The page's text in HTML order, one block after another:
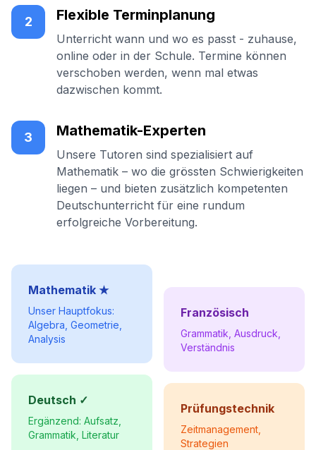
2 Flexible Terminplanung
Unterricht wann und wo es passt - zuhause,
online oder in der Schule. Termine können
verschoben werden, wenn mal etwas
dazwischen kommt.
3 Mathematik-Experten
Unsere Tutoren sind spezialisiert auf
Mathematik – wo die grössten Schwierigkeiten
liegen – und bieten zusätzlich kompetenten
Deutschunterricht für eine rundum
erfolgreiche Vorbereitung.
Mathematik ★
Unser Hauptfokus:
Algebra, Geometrie,
Analysis
Deutsch ✓
Ergänzend: Aufsatz,
Grammatik, Literatur
Französisch
Grammatik, Ausdruck,
Verständnis
Prüfungstechnik
Zeitmanagement,
Strategien